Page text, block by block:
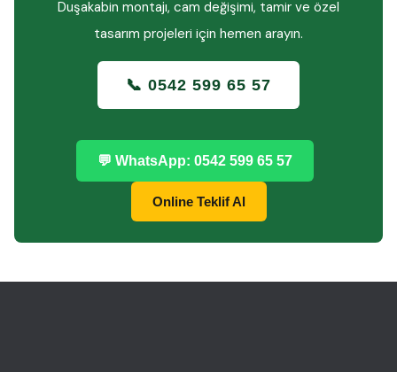
Duşakabin montajı, cam değişimi, tamir ve özel
tasarım projeleri için hemen arayın.
📞 0542 599 65 57
💬 WhatsApp: 0542 599 65 57
Online Teklif Al